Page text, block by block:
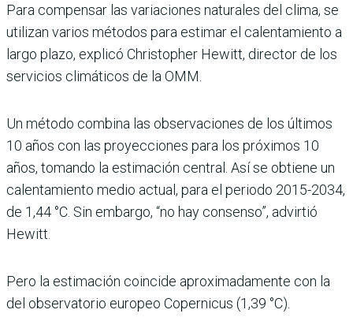
Para compensar las variaciones naturales del clima, se
utilizan varios métodos para estimar el calentamiento a
largo plazo, explicó Christopher Hewitt, director de los
servicios climáticos de la OMM.
Un método combina las observaciones de los últimos
10 años con las proyecciones para los próximos 10
años, tomando la estimación central. Así se obtiene un
calentamiento medio actual, para el periodo 2015-2034,
de 1,44 °C. Sin embargo, “no hay consenso”, advirtió
Hewitt.
Pero la estimación coincide aproximadamente con la
del observatorio europeo Copernicus (1,39 °C).